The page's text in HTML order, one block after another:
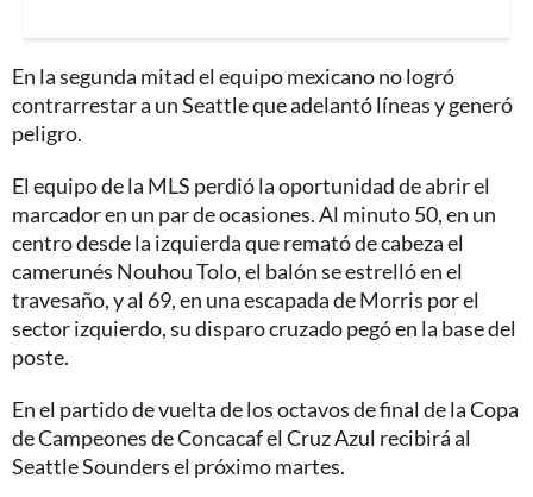
En la segunda mitad el equipo mexicano no logró
contrarrestar a un Seattle que adelantó líneas y generó
peligro.
El equipo de la MLS perdió la oportunidad de abrir el
marcador en un par de ocasiones. Al minuto 50, en un
centro desde la izquierda que remató de cabeza el
camerunés Nouhou Tolo, el balón se estrelló en el
travesaño, y al 69, en una escapada de Morris por el
sector izquierdo, su disparo cruzado pegó en la base del
poste.
En el partido de vuelta de los octavos de final de la Copa
de Campeones de Concacaf el Cruz Azul recibirá al
Seattle Sounders el próximo martes.